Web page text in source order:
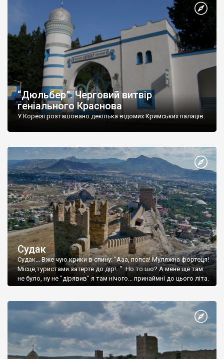
“Дюльбер”. Черговий витвір
геніального Краснова
У Кореїзі розташовано декілька відомих Кримських палаців.
Судак
Судак... Вже чую крики в спину: "Ааа, попса! Муляжна фортеця!
Місце,туристами затерте до дір!..." Но то шо? А мене ще там
не було, ну не "дірявив" я там нічого... принаймні до цього літа.